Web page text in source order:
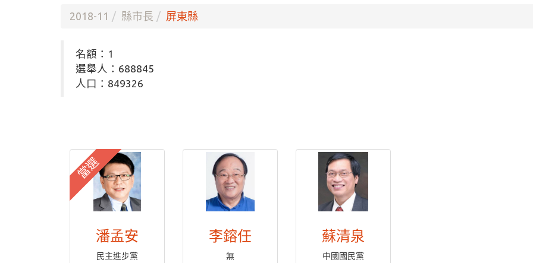
2018-11 縣市長 屏東縣
名額：1
選舉人：688845
人口：849326
當選
潘孟安
民主進步黨
李鎔任
無
蘇清泉
中國國民黨